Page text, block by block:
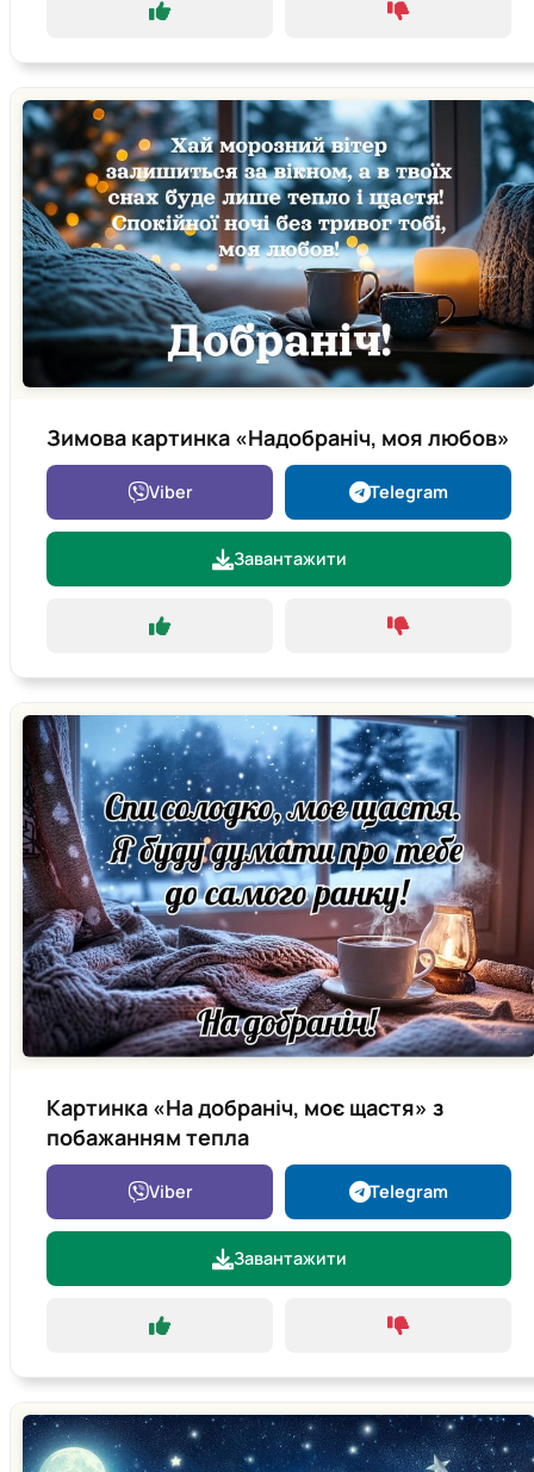
Зимова картинка «Надобраніч, моя любов»
Viber Telegram
Завантажити
Картинка «На добраніч, моє щастя» з
побажанням тепла
Viber Telegram
Завантажити